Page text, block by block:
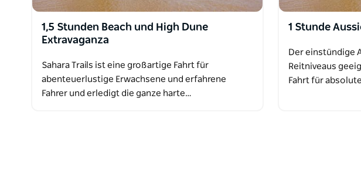
1,5 Stunden Beach und High Dune
Extravaganza
Sahara Trails ist eine großartige Fahrt für
abenteuerlustige Erwachsene und erfahrene
Fahrer und erledigt die ganze harte…
1 Stunde
Der einstündige
Reitniveaus
Fahrt für